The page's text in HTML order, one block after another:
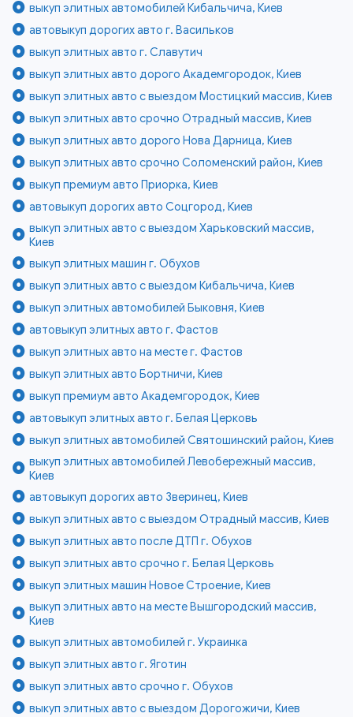
выкуп элитных автомобилей Кибальчича, Киев
автовыкуп дорогих авто г. Васильков
выкуп элитных авто г. Славутич
выкуп элитных авто дорого Академгородок, Киев
выкуп элитных авто с выездом Мостицкий массив, Киев
выкуп элитных авто срочно Отрадный массив, Киев
выкуп элитных авто дорого Нова Дарница, Киев
выкуп элитных авто срочно Соломенский район, Киев
выкуп премиум авто Приорка, Киев
автовыкуп дорогих авто Соцгород, Киев
выкуп элитных авто с выездом Харьковский массив,
Киев
выкуп элитных машин г. Обухов
выкуп элитных авто с выездом Кибальчича, Киев
выкуп элитных автомобилей Быковня, Киев
автовыкуп элитных авто г. Фастов
выкуп элитных авто на месте г. Фастов
выкуп элитных авто Бортничи, Киев
выкуп премиум авто Академгородок, Киев
автовыкуп элитных авто г. Белая Церковь
выкуп элитных автомобилей Святошинский район, Киев
выкуп элитных автомобилей Левобережный массив,
Киев
автовыкуп дорогих авто Зверинец, Киев
выкуп элитных авто с выездом Отрадный массив, Киев
выкуп элитных авто после ДТП г. Обухов
выкуп элитных авто срочно г. Белая Церковь
выкуп элитных машин Новое Строение, Киев
выкуп элитных авто на месте Вышгородский массив,
Киев
выкуп элитных автомобилей г. Украинка
выкуп элитных авто г. Яготин
выкуп элитных авто срочно г. Обухов
выкуп элитных авто с выездом Дорогожичи, Киев